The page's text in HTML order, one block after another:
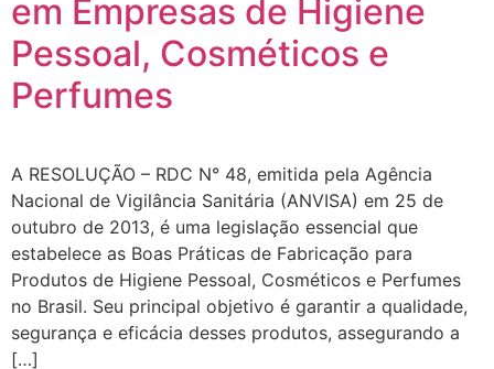
em Empresas de Higiene
Pessoal, Cosméticos e
Perfumes
A RESOLUÇÃO – RDC N° 48, emitida pela Agência
Nacional de Vigilância Sanitária (ANVISA) em 25 de
outubro de 2013, é uma legislação essencial que
estabelece as Boas Práticas de Fabricação para
Produtos de Higiene Pessoal, Cosméticos e Perfumes
no Brasil. Seu principal objetivo é garantir a qualidade,
segurança e eficácia desses produtos, assegurando a
[…]